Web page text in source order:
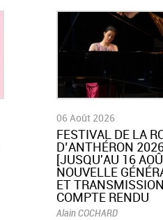
06 Août 2026
​FESTIVAL DE LA
D’ANTHÉRON
[JUSQU'AU 16
NOUVELLE
ET
COMPTE RENDU
Alain COCHARD